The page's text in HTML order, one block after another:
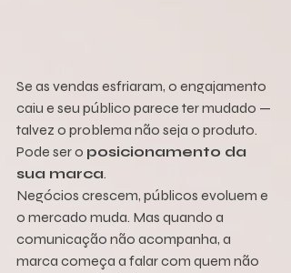
Se as vendas esfriaram, o engajamento
caiu e seu público parece ter mudado —
talvez o problema não seja o produto.
Pode ser o posicionamento da
sua marca.
Negócios crescem, públicos evoluem e
o mercado muda. Mas quando a
comunicação não acompanha, a
marca começa a falar com quem não